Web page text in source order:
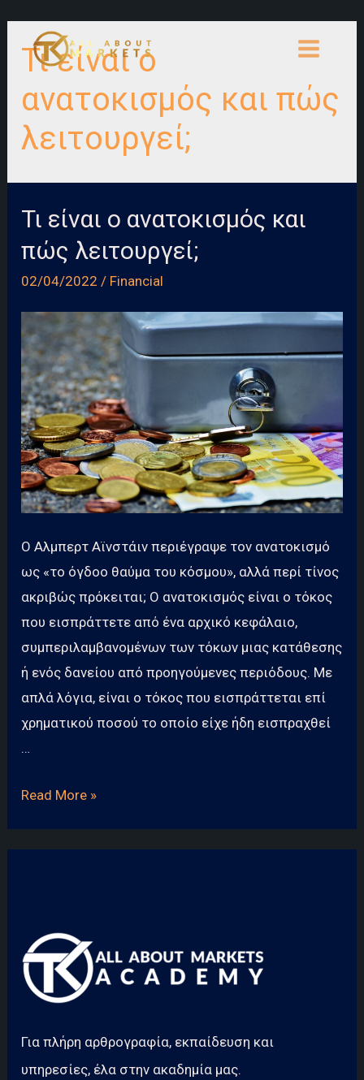
content
MENU
Τι είναι ο
ανατοκισμός και πώς
λειτουργεί;
Τι είναι ο ανατοκισμός και
πώς λειτουργεί;
02/04/2022 / Financial
Ο Αλμπερτ Αϊνστάιν περιέγραψε τον ανατοκισμό
ως «το όγδοο θαύμα του κόσμου», αλλά περί τίνος
ακριβώς πρόκειται; Ο ανατοκισμός είναι ο τόκος
που εισπράττετε από ένα αρχικό κεφάλαιο,
συμπεριλαμβανομένων των τόκων μιας κατάθεσης
ή ενός δανείου από προηγούμενες περιόδους. Με
απλά λόγια, είναι ο τόκος που εισπράττεται επί
χρηματικού ποσού το οποίο είχε ήδη εισπραχθεί
…
Τι
λειτουργεί;
Read More »
Για πλήρη αρθρογραφία, εκπαίδευση και
υπηρεσίες, έλα στην ακαδημία μας.